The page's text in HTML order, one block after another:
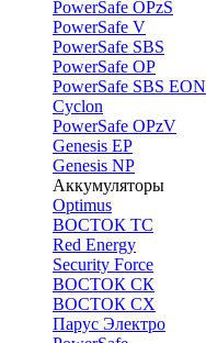
PowerSafe OPzS
PowerSafe V
PоwerSafe SBS
PowerSafe OP
PоwerSafe SBS EON
Cyclon
PowerSafe OPzV
Genesis EP
Genesis NP
Аккумуляторы
Optimus
ВОСТОК ТС
Red Energy
Security Force
ВОСТОК СК
ВОСТОК СХ
Парус Электро